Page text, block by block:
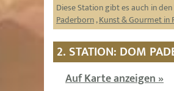
Diese Station gibt es auch in
Paderborn,Kunst & Gourmet in
2. STATION: DOM
Auf Karte anzeigen »